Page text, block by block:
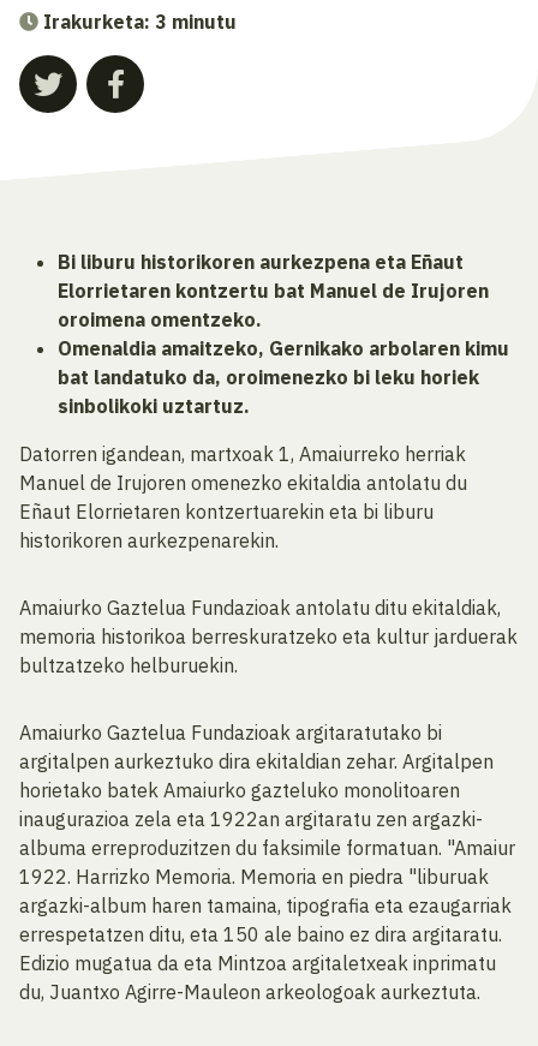
Irakurketa: 3 minutu
Bi liburu historikoren aurkezpena eta Eñaut
Elorrietaren kontzertu bat Manuel de Irujoren
oroimena omentzeko.
Omenaldia amaitzeko, Gernikako arbolaren kimu
bat landatuko da, oroimenezko bi leku horiek
sinbolikoki uztartuz.
Datorren igandean, martxoak 1, Amaiurreko herriak
Manuel de Irujoren omenezko ekitaldia antolatu du
Eñaut Elorrietaren kontzertuarekin eta bi liburu
historikoren aurkezpenarekin.
Amaiurko Gaztelua Fundazioak antolatu ditu ekitaldiak,
memoria historikoa berreskuratzeko eta kultur jarduerak
bultzatzeko helburuekin.
Amaiurko Gaztelua Fundazioak argitaratutako bi
argitalpen aurkeztuko dira ekitaldian zehar. Argitalpen
horietako batek Amaiurko gazteluko monolitoaren
inaugurazioa zela eta 1922an argitaratu zen argazki-
albuma erreproduzitzen du faksimile formatuan. "Amaiur
1922. Harrizko Memoria. Memoria en piedra "liburuak
argazki-album haren tamaina, tipografia eta ezaugarriak
errespetatzen ditu, eta 150 ale baino ez dira argitaratu.
Edizio mugatua da eta Mintzoa argitaletxeak inprimatu
du, Juantxo Agirre-Mauleon arkeologoak aurkeztuta.